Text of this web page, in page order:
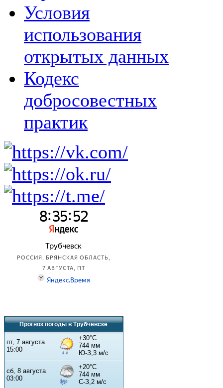
Условия
использования
открытых данных
Кодекс
добросовестных
практик
Прогноз погоды в Трубчевске